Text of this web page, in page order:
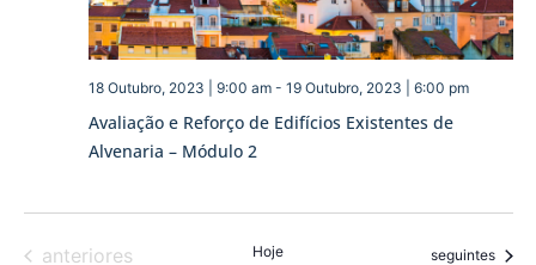
Avaliação e Reforço de Edifícios Existentes de
Alvenaria – Módulo 2
18 Outubro, 2023 | 9:00 am- 19 Outubro, 2023 | 6:00 pm
Eventos
anteriores Hoje Eventos
seguintes